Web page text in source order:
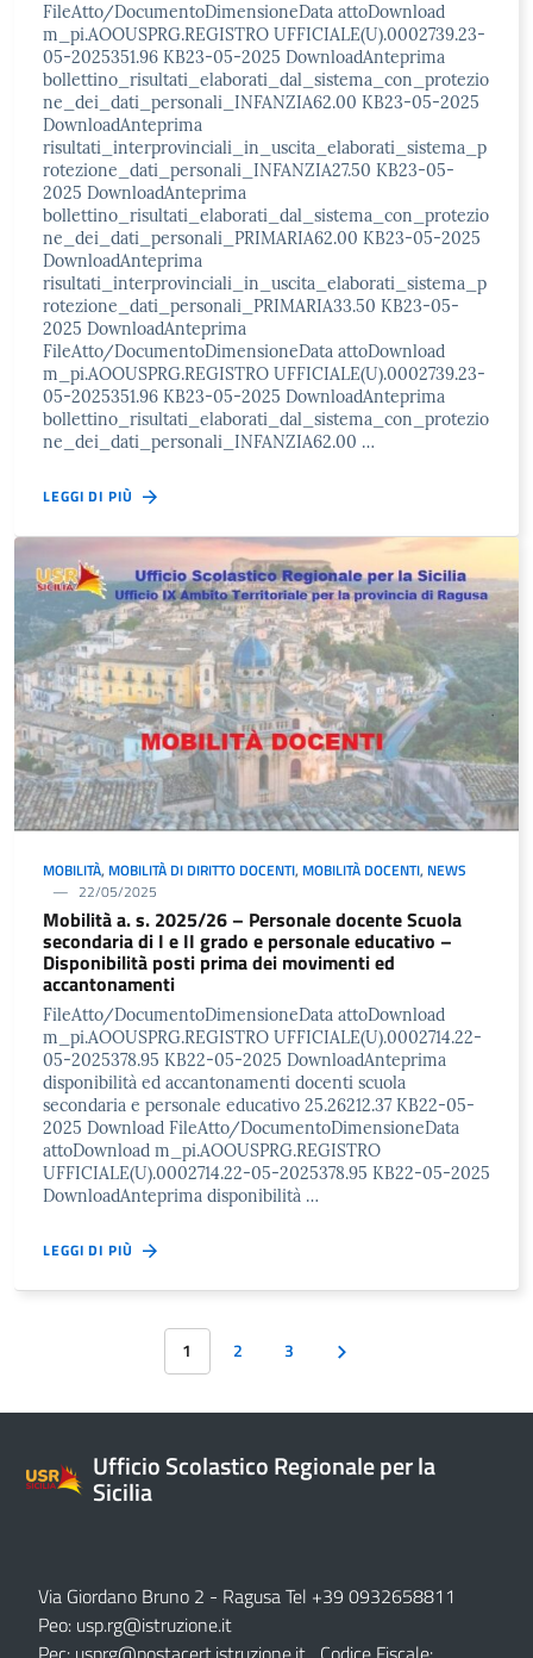
FileAtto/DocumentoDimensioneData attoDownload
m_pi.AOOUSPRG.REGISTRO UFFICIALE(U).0002739.23-
05-2025351.96 KB23-05-2025 DownloadAnteprima
bollettino_risultati_elaborati_dal_sistema_con_protezio
ne_dei_dati_personali_INFANZIA62.00 KB23-05-2025
DownloadAnteprima
risultati_interprovinciali_in_uscita_elaborati_sistema_p
rotezione_dati_personali_INFANZIA27.50 KB23-05-
2025 DownloadAnteprima
bollettino_risultati_elaborati_dal_sistema_con_protezio
ne_dei_dati_personali_PRIMARIA62.00 KB23-05-2025
DownloadAnteprima
risultati_interprovinciali_in_uscita_elaborati_sistema_p
rotezione_dati_personali_PRIMARIA33.50 KB23-05-
2025 DownloadAnteprima
FileAtto/DocumentoDimensioneData attoDownload
m_pi.AOOUSPRG.REGISTRO UFFICIALE(U).0002739.23-
05-2025351.96 KB23-05-2025 DownloadAnteprima
bollettino_risultati_elaborati_dal_sistema_con_protezio
ne_dei_dati_personali_INFANZIA62.00 …
LEGGI DI PIÙ
MOBILITÀ, MOBILITÀ DI DIRITTO DOCENTI, MOBILITÀ DOCENTI, NEWS
22/05/2025
Mobilità a. s. 2025/26 – Personale docente Scuola
secondaria di I e II grado e personale educativo –
Disponibilità posti prima dei movimenti ed
accantonamenti
FileAtto/DocumentoDimensioneData attoDownload
m_pi.AOOUSPRG.REGISTRO UFFICIALE(U).0002714.22-
05-2025378.95 KB22-05-2025 DownloadAnteprima
disponibilità ed accantonamenti docenti scuola
secondaria e personale educativo 25.26212.37 KB22-05-
2025 Download FileAtto/DocumentoDimensioneData
attoDownload m_pi.AOOUSPRG.REGISTRO
UFFICIALE(U).0002714.22-05-2025378.95 KB22-05-2025
DownloadAnteprima disponibilità …
LEGGI DI PIÙ
1 2 3
Ufficio Scolastico Regionale per la
Sicilia
Via Giordano Bruno 2 - Ragusa Tel +39 0932658811
Peo: usp.rg@istruzione.it